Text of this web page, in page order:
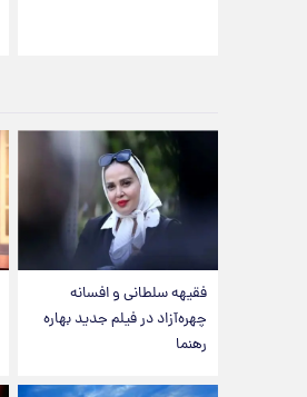
فقیهه سلطانی و افسانه
چهره‌آزاد در فیلم جدید بهاره
رهنما